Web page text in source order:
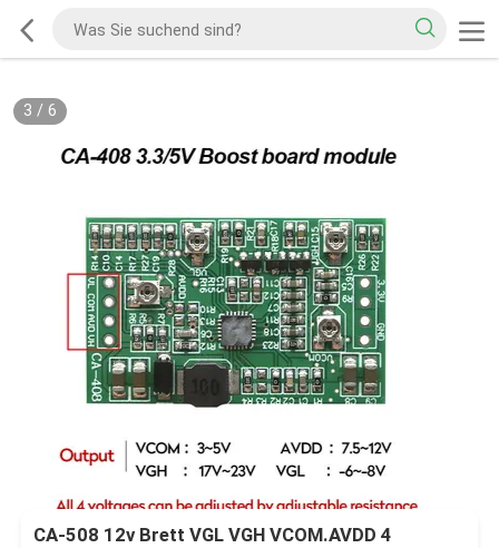
3 / 6
CA-508 12v Brett VGL VGH VCOM.AVDD 4